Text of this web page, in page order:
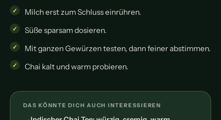
Milch erst zum Schluss einrühren.
Süße sparsam dosieren.
Mit ganzen Gewürzen testen, dann feiner abstimmen.
Chai kalt und warm probieren.
DAS KÖNNTE DICH AUCH INTERESSIEREN